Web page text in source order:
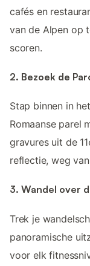
cafés en
van de Alpen op
scoren.
2. Bezoek de
Stap binnen in
Romaanse parel
gravures uit de
reflectie, weg
3. Wandel over
Trek je
panoramische
voor elk